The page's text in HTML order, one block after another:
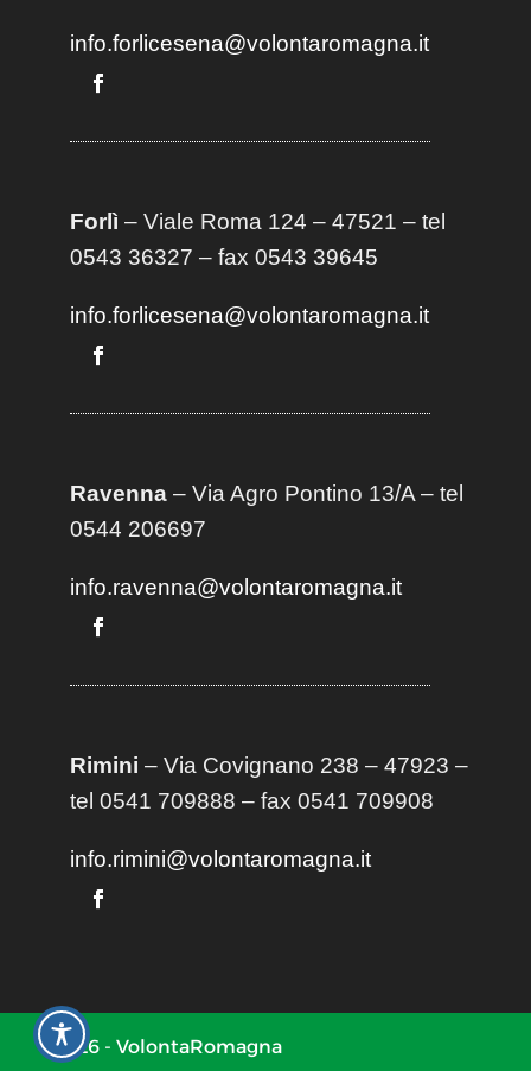
info.forlicesena@volontaromagna.it
Forlì – Viale Roma 124 – 47521 – tel
0543 36327 – fax 0543 39645
info.forlicesena@volontaromagna.it
Ravenna– Via Agro Pontino 13/A– tel
0544 206697
info.ravenna@volontaromagna.it
Rimini – Via Covignano 238 – 47923 –
tel 0541 709888 – fax 0541 709908
info.rimini@volontaromagna.it
2026 - VolontaRomagna